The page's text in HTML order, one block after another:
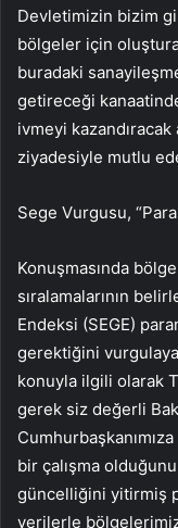
Devletimizin bizim
bölgeler için
buradaki
getireceği
ivmeyi kazandıracak
ziyadesiyle mutlu
Sege Vurgusu,
Konuşmasında
sıralamalarının
Endeksi (SEGE)
gerektiğini
konuyla ilgili olarak
gerek siz değerli
bir çalışma
güncelliğini yitirmiş
verilerle